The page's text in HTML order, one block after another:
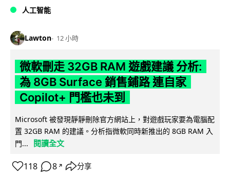
人工智能
Lawton 12 小時
微軟刪走 32GB RAM 遊戲建議 分析:
為 8GB Surface 銷售鋪路 連自家
Copilot+ 門檻也未到
Microsoft 被發現靜靜刪除官方網站上，對遊戲玩家要為電腦配
置 32GB RAM 的建議。分析指微軟同時新推出的 8GB RAM 入
門...
閱讀全文
118 8 ↗ 分享